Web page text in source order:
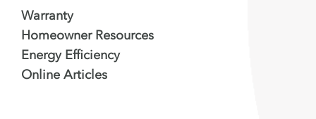
Warranty
Homeowner Resources
Energy Efficiency
Online Articles